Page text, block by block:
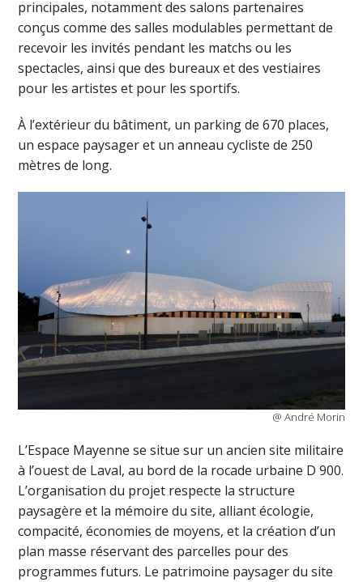
principales, notamment des salons partenaires
conçus comme des salles modulables permettant de
recevoir les invités pendant les matchs ou les
spectacles, ainsi que des bureaux et des vestiaires
pour les artistes et pour les sportifs.
À l’extérieur du bâtiment, un parking de 670 places,
un espace paysager et un anneau cycliste de 250
mètres de long.
@ André Morin
L’Espace Mayenne se situe sur un ancien site militaire
à l’ouest de Laval, au bord de la rocade urbaine D 900.
L’organisation du projet respecte la structure
paysagère et la mémoire du site, alliant écologie,
compacité, économies de moyens, et la création d’un
plan masse réservant des parcelles pour des
programmes futurs. Le patrimoine paysager du site